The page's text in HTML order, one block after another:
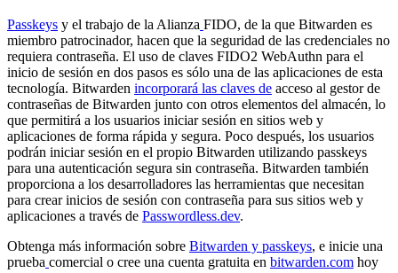
Passkeys y el trabajo de la Alianza FIDO, de la que Bitwarden es
miembro patrocinador, hacen que la seguridad de las credenciales no
requiera contraseña. El uso de claves FIDO2 WebAuthn para el
inicio de sesión en dos pasos es sólo una de las aplicaciones de esta
tecnología. Bitwarden incorporará las claves de acceso al gestor de
contraseñas de Bitwarden junto con otros elementos del almacén, lo
que permitirá a los usuarios iniciar sesión en sitios web y
aplicaciones de forma rápida y segura. Poco después, los usuarios
podrán iniciar sesión en el propio Bitwarden utilizando passkeys
para una autenticación segura sin contraseña. Bitwarden también
proporciona a los desarrolladores las herramientas que necesitan
para crear inicios de sesión con contraseña para sus sitios web y
aplicaciones a través de Passwordless.dev.
Obtenga más información sobre Bitwarden y passkeys, e inicie una
prueba comercial o cree una cuenta gratuita en bitwarden.com hoy